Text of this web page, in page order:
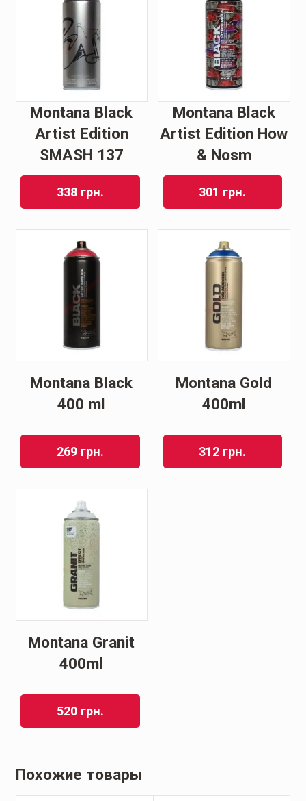
Montana Black
Artist Edition
SMASH 137
338 грн.
Montana Black
Artist Edition How
& Nosm
301 грн.
Montana Black
400 ml
269 грн.
Montana Gold
400ml
312 грн.
Montana Granit
400ml
520 грн.
Похожие товары